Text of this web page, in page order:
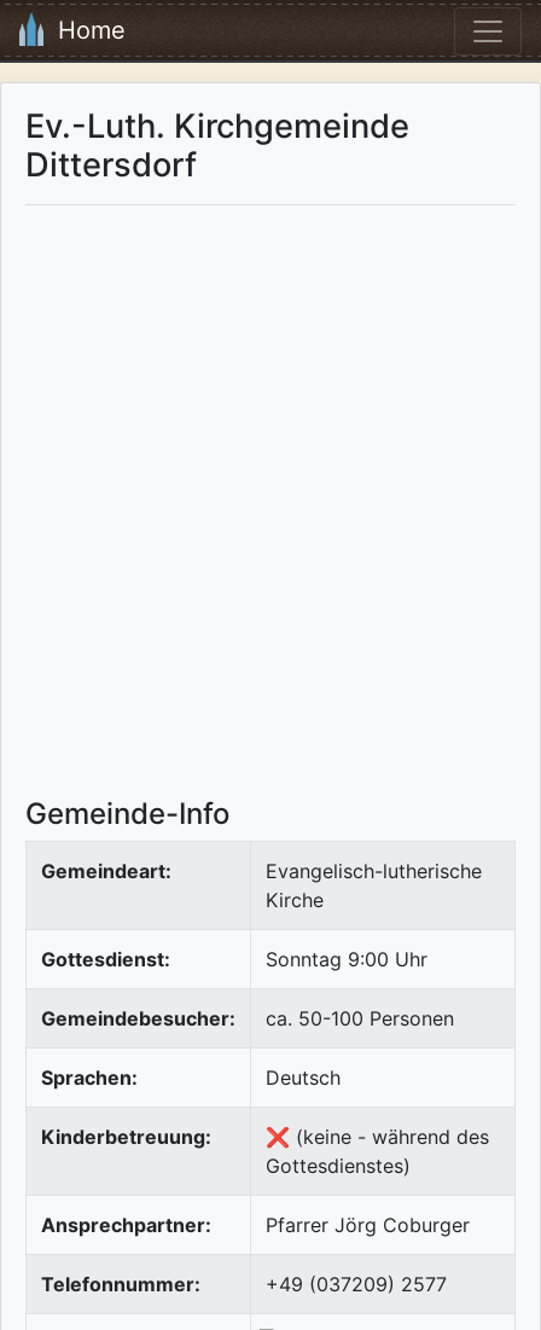
Home
Ev.-Luth. Kirchgemeinde
Dittersdorf
Gemeinde-Info
Gemeindeart:
Evangelisch-lutherische
Kirche
Gottesdienst: Sonntag 9:00 Uhr
Gemeindebesucher: ca. 50-100 Personen
Sprachen: Deutsch
Kinderbetreuung:
❌ (keine - während des
Gottesdienstes)
Ansprechpartner: Pfarrer Jörg Coburger
Telefonnummer: +49 (037209) 2577